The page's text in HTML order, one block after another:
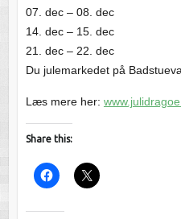
07. dec – 08. dec
14. dec – 15. dec
21. dec – 22. dec
Du julemarkedet på
Læs mere her:
Share this: